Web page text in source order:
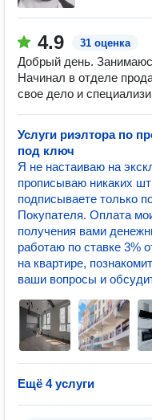
4.9 31 оценка
Добрый день.
Начинал в отделе
свое дело и
Услуги риэлтора по
под ключ
Я не настаиваю на
прописываю никаких
подписываете только
Покупателя. Оплата
получения вами
работаю по ставке 3%
на квартире,
ваши вопросы и
Ещё 4 услуги